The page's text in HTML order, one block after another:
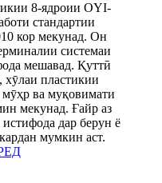
8-ядроии OYI-
стандартии
кор мекунад. Он
системаи
мешавад. Қуттӣ
хӯлаи пластикии
мӯҳр ва муқовимати
мекунад. Ғайр аз
дар берун ё
мумкин аст.